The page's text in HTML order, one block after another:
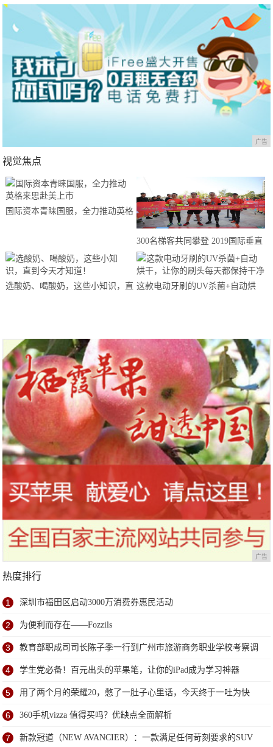
广告
视觉焦点
国际资本青睐国服，全力推动英格
300名梯客共同攀登 2019国际垂直
马拉松超级精英赛顺德海骏达中心
站欢乐开跑
选酸奶、喝酸奶，这些小知识，直 这款电动牙刷的UV杀菌+自动烘
广告
热度排行
1 深圳市福田区启动3000万消费券惠民活动
2 为便利而存在——Fozzils
3 教育部职成司司长陈子季一行到广州市旅游商务职业学校考察调
研
4 学生党必备！百元出头的苹果笔，让你的iPad成为学习神器
5 用了两个月的荣耀20，憋了一肚子心里话，今天终于一吐为快
6 360手机vizza 值得买吗？优缺点全面解析
7 新款冠道（NEW AVANCIER）：一款满足任何苛刻要求的SUV